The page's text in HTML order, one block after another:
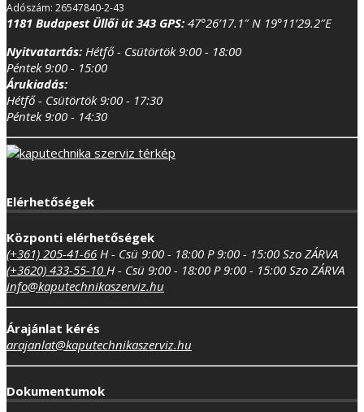
Adószám: 26547840-2-43
1181 Budapest Üllői út 343 GPS: 47°26’17.1″ N 19°11’29.2″E
Nyitvatartás: Hétfő - Csütörtök 9:00 - 18:00
Péntek 9:00 - 15:00
Árukiadás:
Hétfő - Csütörtök 9:00 - 17:30
Péntek 9:00 - 14:30
Elérhetőségek
Központi elérhetőségek
(+361) 205-41-66 H - Csü 9:00 - 18:00 P 9:00 - 15:00 Szo ZÁRVA
(+3620) 433-55-10 H - Csü 9:00 - 18:00 P 9:00 - 15:00 Szo ZÁRVA
info@kaputechnikaszerviz.hu
Árajánlat kérés
arajanlat@kaputechnikaszerviz.hu
Dokumentumok